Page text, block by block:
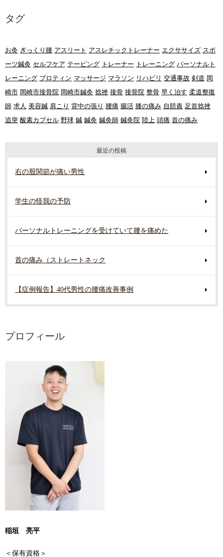
タグ
お灸 ぎっくり腰 アスリート アスレチックトレーナー エクササイズ スポ
ーツ鍼灸 セルフケア テーピング トレーナー トレーニング パーソナルト
レーニング プロティン マッサージ マラソン リハビリ 交通事故 剣道 岡
崎市 岡崎市接骨院 岡崎市鍼灸 捻挫 接骨 接骨院 整骨 早く治す 柔道整復
師 求人 美容鍼 肩こり 背中の張り 腰痛 腸活 膝の痛み 自賠責 足首捻挫
追突 酸素カプセル 野球 鍼 鍼灸 鍼灸師 鍼灸院 陸上 頭痛 首の痛み
最近の投稿
右の股関節が痛い男性
学生の怪我の予防
パーソナルトレーニングを受けていて腰を痛めた
首の痛み（ストレートネック
【症例報告】40代男性の腰痛改善事例
プロフィール
稲垣 亮平
＜保有資格＞